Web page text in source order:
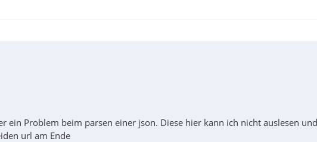
ein Problem beim parsen einer json. Diese hier kann ich nicht auslesen
url am Ende